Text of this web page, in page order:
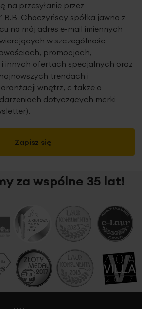
Zapisz się
na przesyłanie przez
B.B. Choczyńscy spółka jawna z
na mój adres e-mail imiennych
w szczególności
promocjach,
innych ofertach specjalnych oraz
trendach i
wnętrz, a także o
dotyczących marki
za wspólne 35 lat!